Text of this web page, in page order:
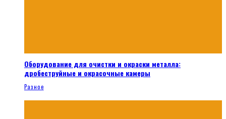
Оборудование для очистки и окраски металла:
дробеструйные и окрасочные камеры
Разное